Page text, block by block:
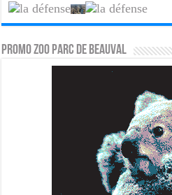
PROMO ZOO PARC DE BEAUVAL